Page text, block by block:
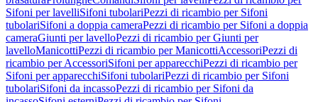
Sifoni per lavelliSifoni tubolariPezzi di ricambio per Sifoni
tubolariSifoni a doppia cameraPezzi di ricambio per Sifoni a doppia
cameraGiunti per lavelloPezzi di ricambio per Giunti per
lavelloManicottiPezzi di ricambio per ManicottiAccessoriPezzi di
ricambio per AccessoriSifoni per apparecchiPezzi di ricambio per
Sifoni per apparecchiSifoni tubolariPezzi di ricambio per Sifoni
tubolariSifoni da incassoPezzi di ricambio per Sifoni da